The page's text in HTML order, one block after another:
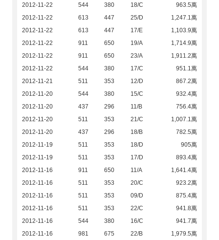
2012-11-22 544 380 18/C
963.5萬
2012-11-22
613 447 25/D
1,247.1萬
2012-11-22
613 447 17/E
1,103.9萬
2012-11-22
911 650 19/A
1,714.9萬
2012-11-22
911 650 23/A
1,911.2萬
2012-11-22
544 380 17/C
951.1萬
2012-11-21
511 353 12/D
867.2萬
2012-11-20
544 380 15/C
932.4萬
2012-11-20
437 296 11/B
756.4萬
2012-11-20
511 353 21/C
1,007.1萬
2012-11-20
437 296 18/B
782.5萬
2012-11-19
511 353 18/D
905萬
2012-11-19
511 353 17/D
893.4萬
2012-11-16
911 650 11/A
1,641.4萬
2012-11-16
511 353 20/C
923.2萬
2012-11-16
511 353 09/D
875.4萬
2012-11-16
511 353 22/C
941.8萬
2012-11-16
544 380 16/C
941.7萬
2012-11-16
981 675 22/B 1,979.5萬